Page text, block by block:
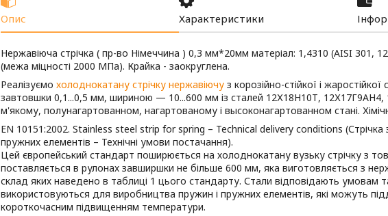
Опис Характеристики
Нержавіюча стрічка ( пр-во Німеччина ) 0,3 мм*20мм матеріал: 1,4310 (AISI 301,
(межа міцності 2000 МПа). Крайка - заокруглена.
Реалізуємо холоднокатану стрічку нержавіючу з корозійно-стійкої і
завтовшки 0,1...0,5 мм, шириною — 10...600 мм із сталей 12Х18Н10Т, 12Х17Г9АН4,
м'якому, полунагартованном, нагартованому і высоконагартованном стані.
EN 10151:2002. Stainless steel strip for spring – Technical delivery conditions (Стрічка
пружних елементів – Технічні умови постачання).
Цей європейський стандарт поширюється на холоднокатану вузьку стрічку з
поставляється в рулонах завширшки не більше 600 мм, яка виготовляється з
склад яких наведено в таблиці 1 цього стандарту. Стали відповідають умовам
використовуються для виробництва пружин і пружних елементів, які можуть
короткочасним підвищенням температури.